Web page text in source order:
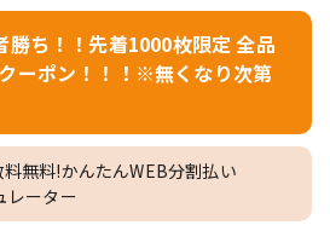
勝ち！！先着1000枚限定 全品
ーポン！！！※無くなり次第
無料!かんたんWEB分割払い
レーター